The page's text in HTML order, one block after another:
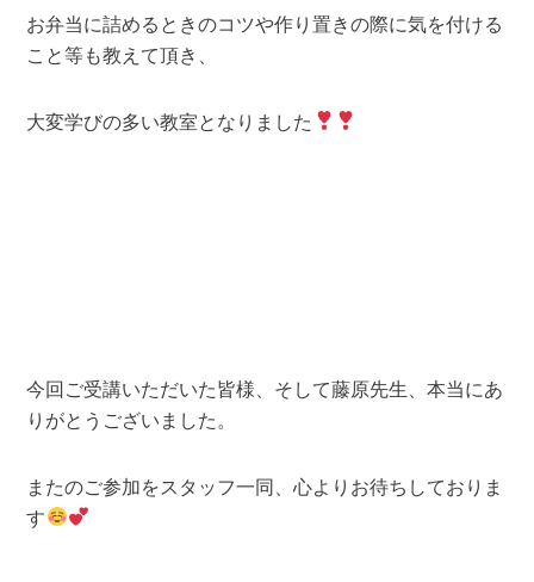
お弁当に詰めるときのコツや作り置きの際に気を付ける
こと等も教えて頂き、
大変学びの多い教室となりました
今回ご受講いただいた皆様、そして藤原先生、本当にあ
りがとうございました。
またのご参加をスタッフ一同、心よりお待ちしておりま
す